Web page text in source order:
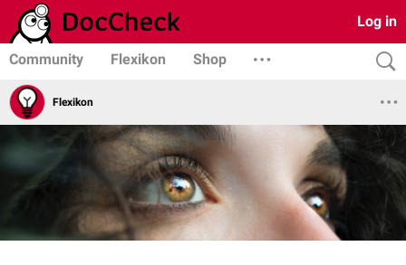
Log in
Community Flexikon Shop
Flexikon